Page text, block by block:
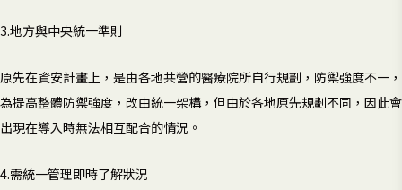
3.地方與中央統一準則
原先在資安計畫上，是由各地共營的醫療院所自行規劃，防禦強度不一，
為提高整體防禦強度，改由統一架構，但由於各地原先規劃不同，因此會
出現在導入時無法相互配合的情況。
4.需統一管理即時了解狀況